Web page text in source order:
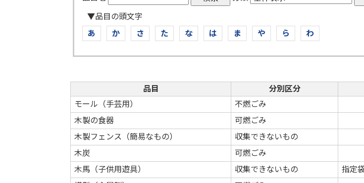
▼品目の頭文字
あ
か さ た な は ま や ら わ
品目 分別区分
モール（手芸用）
不燃ごみ
木製の食器
可燃ごみ
木製フェンス（簡易なもの）
収集できないもの
木炭
可燃ごみ
木馬（子供用遊具）
収集できないもの
指定